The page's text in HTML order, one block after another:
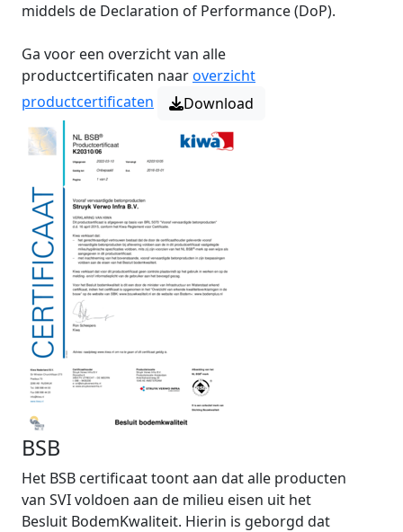
middels de Declaration of Performance (DoP).
Ga voor een overzicht van alle
productcertificaten naaroverzicht
productcertificaten
Download
BSB
Het BSB certificaat toont aan dat alle producten
van SVI voldoen aan de milieu eisen uit het
Besluit BodemKwaliteit. Hierin is geborgd dat